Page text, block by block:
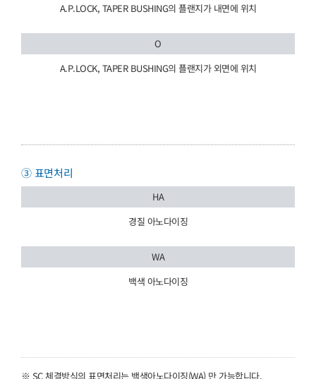
A.P.LOCK, TAPER BUSHING의 플랜지가 내면에 위치
O
A.P.LOCK, TAPER BUSHING의 플랜지가 외면에 위치
③ 표면처리
HA
경질 아노다이징
WA
백색 아노다이징
※ SC 체결방식의 표면처리는 백색아노다이징(WA) 만 가능합니다.